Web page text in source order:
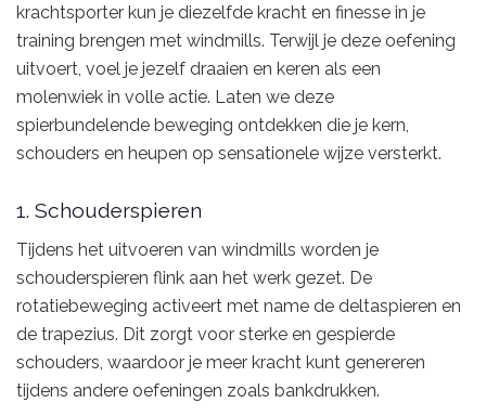
krachtsporter kun je diezelfde kracht en finesse in je
training brengen met windmills. Terwijl je deze oefening
uitvoert, voel je jezelf draaien en keren als een
molenwiek in volle actie. Laten we deze
spierbundelende beweging ontdekken die je kern,
schouders en heupen op sensationele wijze versterkt.
1. Schouderspieren
Tijdens het uitvoeren van windmills worden je
schouderspieren flink aan het werk gezet. De
rotatiebeweging activeert met name de deltaspieren en
de trapezius. Dit zorgt voor sterke en gespierde
schouders, waardoor je meer kracht kunt genereren
tijdens andere oefeningen zoals bankdrukken.